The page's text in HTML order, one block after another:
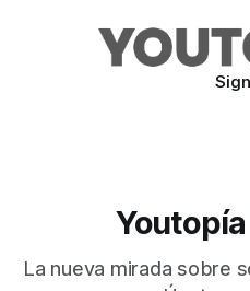
La nueva mirada sobre